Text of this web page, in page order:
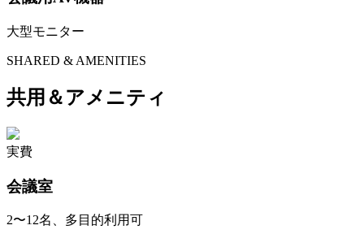
大型モニター
SHARED & AMENITIES
共用＆アメニティ
実費
会議室
2〜12名、多目的利用可